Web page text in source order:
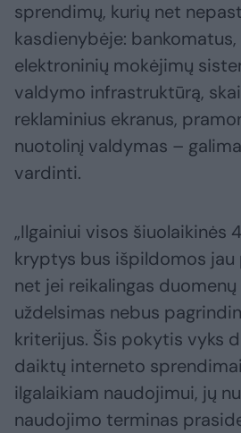
sprendimų, kurių net
kasdienybėje:
elektroninių mokėjimų
valdymo infrastruktūrą,
reklaminius ekranus,
nuotolinį valdymas –
vardinti.
„Ilgainiui visos šiuolaikinės
kryptys bus išpildomos jau
net jei reikalingas
uždelsimas nebus
kriterijus. Šis pokytis vyks
daiktų interneto
ilgalaikiam naudojimui, jų
naudojimo terminas